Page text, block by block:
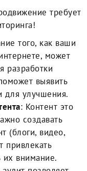
требует
того, как ваши
может
разработки
выявить
для улучшения.
: Контент это
создавать
(блоги, видео,
привлекать
их внимание.